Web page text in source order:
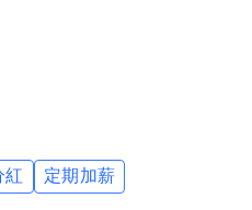
紅 定期加薪